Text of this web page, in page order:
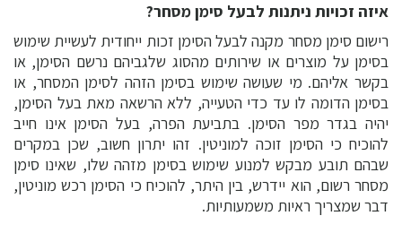
איזה זכויות ניתנות לבעל סימן מסחר?
רישום סימן מסחר מקנה לבעל הסימן זכות ייחודית לעשיית שימוש
בסימן על מוצרים או שירותים מהסוג שלגביהם נרשם הסימן, או
בקשר אליהם. מי שעושה שימוש בסימן הזהה לסימן המסחר, או
בסימן הדומה לו עד כדי הטעייה, ללא הרשאה מאת בעל הסימן,
יהיה בגדר מפר הסימן. בתביעת הפרה, בעל הסימן אינו חייב
להוכיח כי הסימן זוכה למוניטין. זהו יתרון חשוב, שכן במקרים
שבהם תובע מבקש למנוע שימוש בסימן מזהה שלו, שאינו סימן
מסחר רשום, הוא יידרש, בין היתר, להוכיח כי הסימן רכש מוניטין,
דבר שמצריך ראיות משמעותיות.